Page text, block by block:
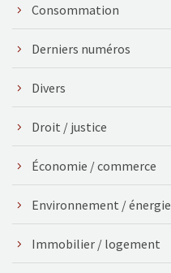
Consommation
Derniers numéros
Divers
Droit / justice
Économie / commerce
Environnement / énergie
Immobilier / logement